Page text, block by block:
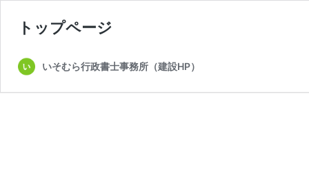
トップページ
いそむら行政書士事務所（建設HP）